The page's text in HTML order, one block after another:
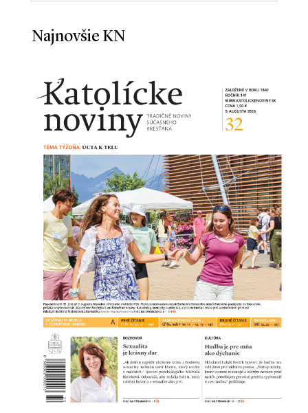
Najnovšie KN